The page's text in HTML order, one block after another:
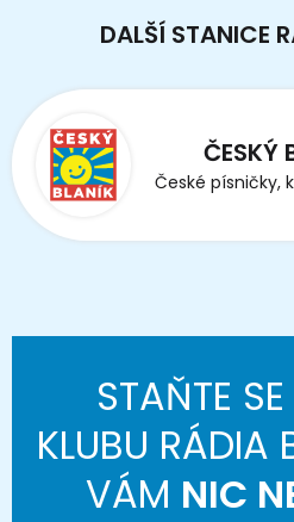
DALŠÍ STANICE
ČESKÝ
České písničky,
STAŇTE
KLUBU RÁDIA
VÁM NIC